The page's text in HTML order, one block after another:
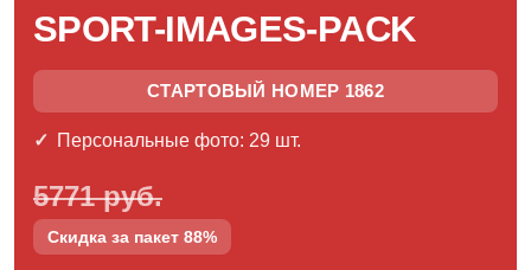
SPORT-IMAGES-PACK
СТАРТОВЫЙ НОМЕР 1862
Персональные фото: 29 шт.
5771 руб.
Скидка за пакет 88%